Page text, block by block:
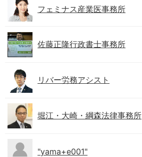
フェミナス産業医事務所
佐藤正隆行政書士事務所
リバー労務アシスト
堀江・大崎・綱森法律事務所
"yama+e001"